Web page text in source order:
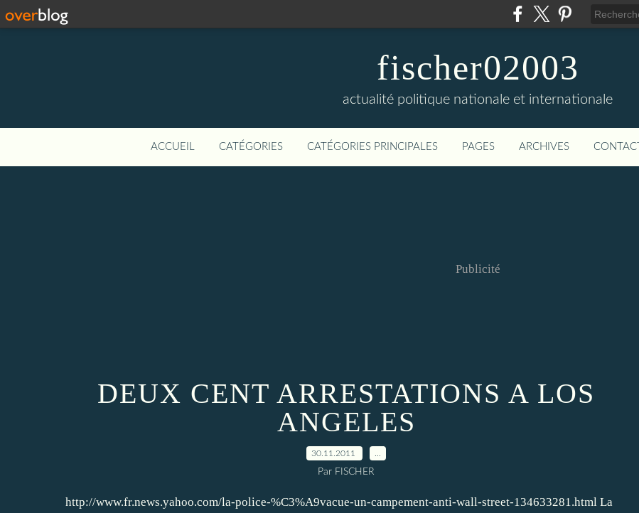
fischer02003
actualité politique nationale et internationale
ACCUEIL CATÉGORIES CATÉGORIES PRINCIPALES PAGES ARCHIVES CONTACT
Publicité
DEUX CENT ARRESTATIONS A LOS
ANGELES
30.11.2011
Par FISCHER
http://www.fr.news.yahoo.com/la-police-%C3%A9vacue-un-campement-anti-wall-street-134633281.html La